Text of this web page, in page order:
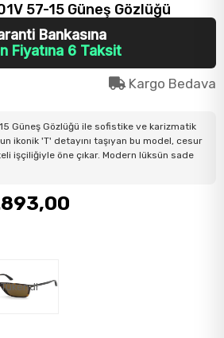
57-15 Güneş Gözlüğü
Bankasına
Fiyatına 6 Taksit
Kargo Bedava
Güneş Gözlüğü ile sofistike ve karizmatik
ikonik 'T' detayını taşıyan bu model, cesur
işçiliğiyle öne çıkar. Modern lüksün sade
Tükendi